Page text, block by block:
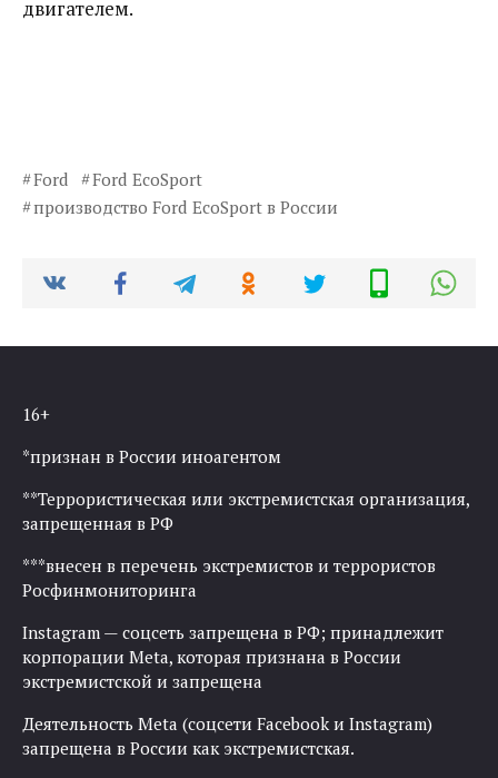
двигателем.
Ford
Ford EcoSport
производство Ford EcoSport в России
16+
*признан в России иноагентом
**Террористическая или экстремистская организация,
запрещенная в РФ
***внесен в перечень экстремистов и террористов
Росфинмониторинга
Instagram — соцсеть запрещена в РФ; принадлежит
корпорации Meta, которая признана в России
экстремистской и запрещена
Деятельность Meta (соцсети Facebook и Instagram)
запрещена в России как экстремистская.